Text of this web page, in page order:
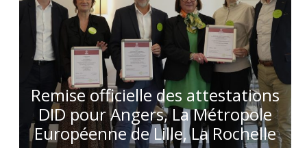
Remise officielle des attestations
DID pour Angers, La Métropole
Européenne de Lille, La Rochelle